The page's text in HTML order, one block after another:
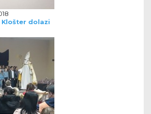
Klošter dolazi